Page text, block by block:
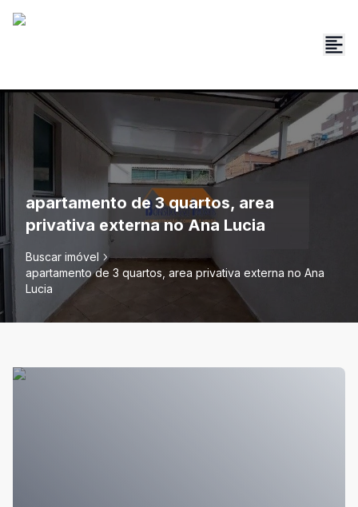
apartamento de 3 quartos, area
privativa externa no Ana Lucia
Buscar imóvel
apartamento de 3 quartos, area privativa externa no Ana
Lucia